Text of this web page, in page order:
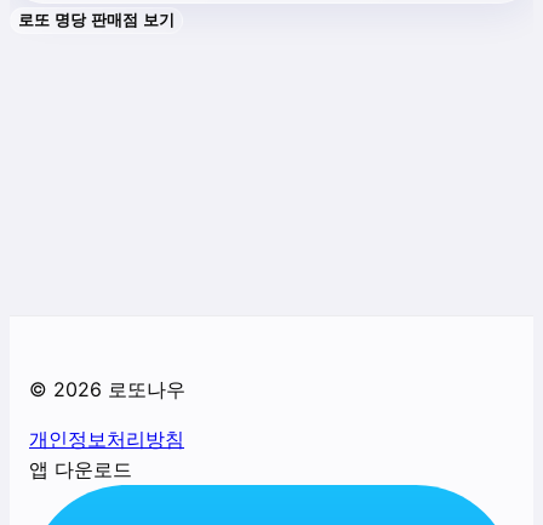
로또 명당 판매점 보기
© 2026 로또나우
개인정보처리방침
앱 다운로드